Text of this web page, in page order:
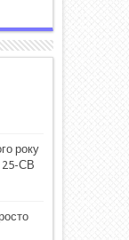
року
25-СВ